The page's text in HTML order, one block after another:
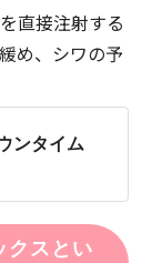
直接注射する
め、シワの予
ンタイム
クスとい